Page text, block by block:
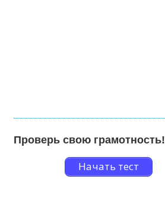
Проверь свою грамотность!
Начать тест